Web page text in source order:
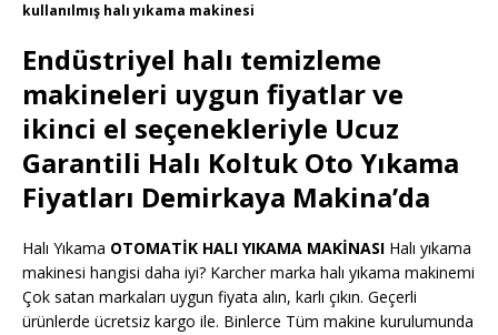
kullanılmış halı yıkama makinesi
Endüstriyel halı temizleme
makineleri uygun fiyatlar ve
ikinci el seçenekleriyle Ucuz
Garantili Halı Koltuk Oto Yıkama
Fiyatları Demirkaya Makina’da
Halı Yıkama OTOMATİK HALI YIKAMA MAKİNASI Halı yıkama
makinesi hangisi daha iyi? Karcher marka halı yıkama makinemi
Çok satan markaları uygun fiyata alın, karlı çıkın. Geçerli
ürünlerde ücretsiz kargo ile. Binlerce Tüm makine kurulumunda